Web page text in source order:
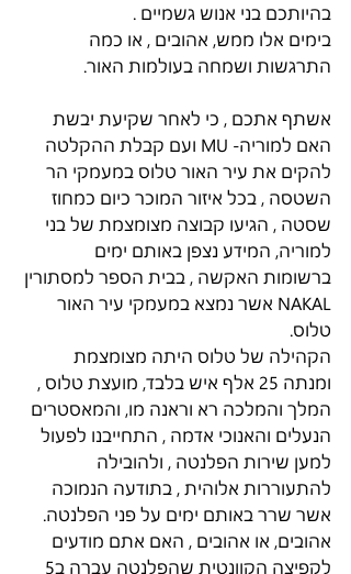
בהיותכם בני אנוש גשמיים .
בימים אלו ממש, אהובים , או כמה
התרגשות ושמחה בעולמות האור.
אשתף אתכם , כי לאחר שקיעת יבשת
האם למוריה- MU ועם קבלת ההקלטה
להקים את עיר האור טלוס במעמקי הר
השטסה , בכל איזור המוכר כיום כמחוז
שסטה , הגיעו קבוצה מצומצמת של בני
למוריה, המידע נצפן באותם ימים
ברשומות האקשה , בבית הספר למסתורין
NAKAL אשר נמצא במעמקי עיר האור
טלוס.
הקהילה של טלוס היתה מצומצמת
ומנתה 25 אלף איש בלבד, מועצת טלוס ,
המלך והמלכה רא וראנה מו, והמאסטרים
הנעלים והאנוכי אדמה , התחייבנו לפעול
למען שירות הפלנטה , ולהובילה
להתעוררות אלוהית , בתודעה הנמוכה
אשר שרר באותם ימים על פני הפלנטה.
אהובים, או אהובים , האם אתם מודעים